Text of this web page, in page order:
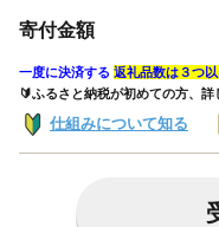
寄付金額
一度に決済する 返礼品数は３つ
🔰ふるさと納税が初めての方、
仕組みについて知る